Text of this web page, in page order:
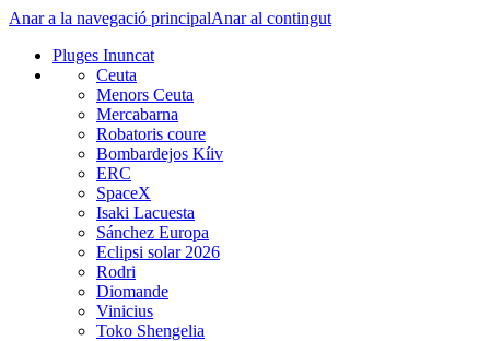
Anar a la navegació principalAnar al contingut
Pluges Inuncat
Ceuta
Menors Ceuta
Mercabarna
Robatoris coure
Bombardejos Kíiv
ERC
SpaceX
Isaki Lacuesta
Sánchez Europa
Eclipsi solar 2026
Rodri
Diomande
Vinicius
Toko Shengelia